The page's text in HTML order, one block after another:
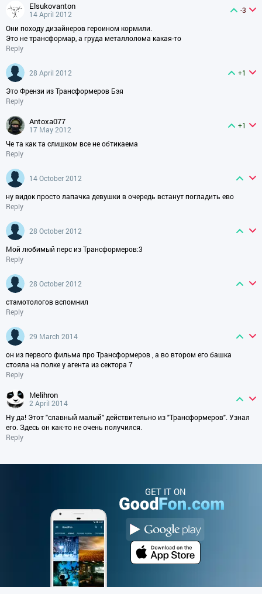
elsukovanton
14 April 2012
-3
Они походу дизайнеров героином кормили.
Это не трансформар, а груда металлолома какая-то
Reply
28 April 2012
+1
Это Френзи из Трансформеров Бэя
Reply
antoxa077
17 May 2012
+1
Че та как та слишком все не обтикаема
Reply
14 October 2012
ну видок просто лапачка девушки в очередь встанут погладить ево
Reply
28 October 2012
Мой любимый перс из Трансформеров:3
Reply
28 October 2012
стамотологов вспомнил
Reply
29 March 2014
он из первого фильма про Трансформеров , а во втором его башка
стояла на полке у агента из сектора 7
Reply
melihron
2 April 2014
Ну да! Этот "славный малый" действительно из "Трансформеров". Узнал
его. Здесь он как-то не очень получился.
Reply
GET IT ON